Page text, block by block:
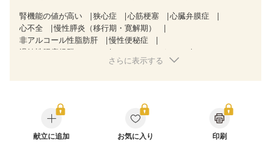
腎機能の値が高い 狭心症 心筋梗塞
心臓弁膜症
心不全
慢性膵炎（移行期・寛解期）
非アルコール性脂肪肝
慢性便秘症
過敏性腸症候群（IBS）
CKD（ステージ１）
味の感じ方が変わった
妊娠糖尿病(初期)
産後（母乳）
産後（混合栄養）
産後（ミルク）
骨粗しょう症
関節リウマチ
フレイル（年齢に合わせた体作り）
さらに表示する
献立に追加 お気に入り 印刷